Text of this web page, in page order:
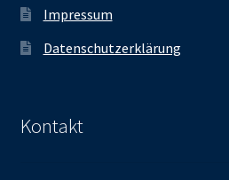
Impressum
Datenschutzerklärung
Kontakt